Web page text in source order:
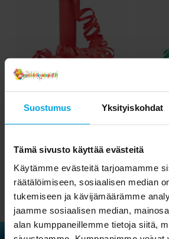
Suostumus Yksityiskohdat
Tämä sivusto käyttää evästeitä
Käytämme evästeitä tarjoamamme
räätälöimiseen, sosiaalisen median
tukemiseen ja kävijämäärämme
jaamme sosiaalisen median,
alan kumppaneillemme tietoja siitä,
OSTA